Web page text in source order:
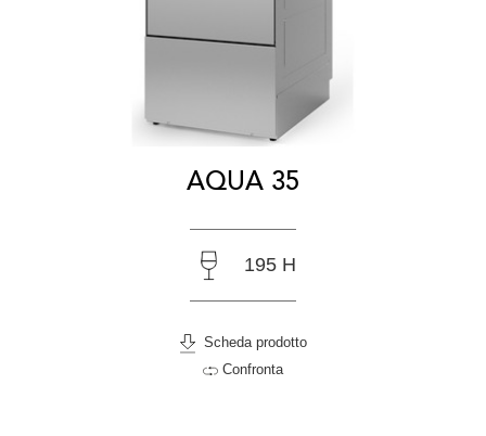
AQUA 35
195 H
Scheda prodotto
Confronta